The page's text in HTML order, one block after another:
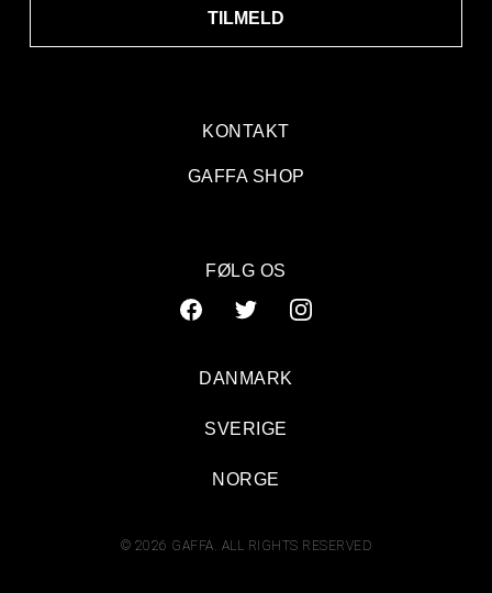
KONTAKT
GAFFA SHOP
TILMELD
FØLG OS
© 2026 GAFFA. ALL RIGHTS RESERVED
DANMARK
SVERIGE
NORGE